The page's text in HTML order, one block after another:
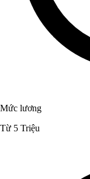
Mức lương
Từ 5 Triệu